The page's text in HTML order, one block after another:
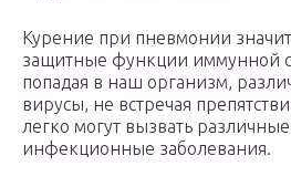
Курение при пневмонии
защитные функции иммунной
попадая в наш организм,
вирусы, не встречая
легко могут вызвать
инфекционные заболевания.